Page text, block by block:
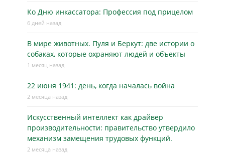
Ко Дню инкассатора: Профессия под прицелом
6 дней назад
В мире животных. Пуля и Беркут: две истории о
собаках, которые охраняют людей и объекты
1 месяц назад
22 июня 1941: день, когда началась война
2 месяца назад
Искусственный интеллект как драйвер
производительности: правительство утвердило
механизм замещения трудовых функций.
2 месяца назад